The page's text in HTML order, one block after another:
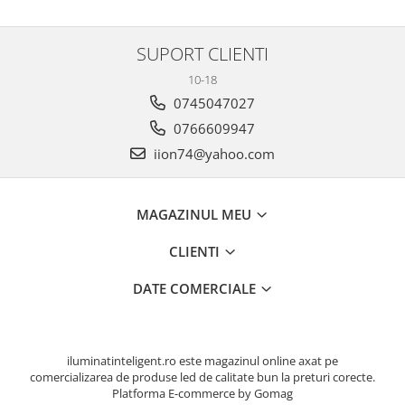
SUPORT CLIENTI
10-18
0745047027
0766609947
iion74@yahoo.com
MAGAZINUL MEU
CLIENTI
DATE COMERCIALE
iluminatinteligent.ro este magazinul online axat pe
comercializarea de produse led de calitate bun la preturi corecte.
Platforma E-commerce by Gomag